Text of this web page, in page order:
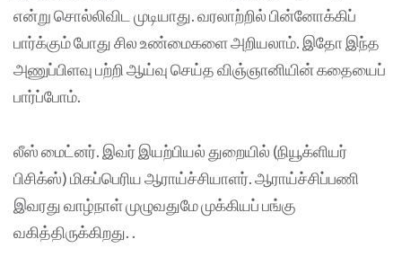
என்று சொல்லிவிட முடியாது. வரலாற்றில் பின்னோக்கிப்
பார்க்கும் போது சில உண்மைகளை அறியலாம். இதோ இந்த
அணுப்பிளவு பற்றி ஆய்வு செய்த விஞ்ஞானியின் கதையைப்
பார்ப்போம்.
லீஸ் மைட்னர். இவர் இயற்பியல் துறையில் (நியூக்ளியர்
பிசிக்ஸ்) மிகப்பெரிய ஆராய்ச்சியாளர். ஆராய்ச்சிப்பணி
இவரது வாழ்நாள் முழுவதுமே முக்கியப் பங்கு
வகித்திருக்கிறது. .